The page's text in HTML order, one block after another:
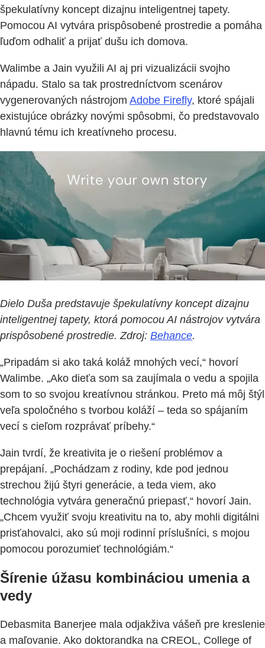
špekulatívny koncept dizajnu inteligentnej tapety.
Pomocou AI vytvára prispôsobené prostredie a pomáha
ľuďom odhaliť a prijať dušu ich domova.
Walimbe a Jain využili AI aj pri vizualizácii svojho
nápadu. Stalo sa tak prostredníctvom scenárov
vygenerovaných nástrojom Adobe Firefly, ktoré spájali
existujúce obrázky novými spôsobmi, čo predstavovalo
hlavnú tému ich kreatívneho procesu.
Dielo Duša predstavuje špekulatívny koncept dizajnu
inteligentnej tapety, ktorá pomocou AI nástrojov vytvára
prispôsobené prostredie. Zdroj: Behance.
„Pripadám si ako taká koláž mnohých vecí,“ hovorí
Walimbe. „Ako dieťa som sa zaujímala o vedu a spojila
som to so svojou kreatívnou stránkou. Preto má môj štýl
veľa spoločného s tvorbou koláží – teda so spájaním
vecí s cieľom rozprávať príbehy.“
Jain tvrdí, že kreativita je o riešení problémov a
prepájaní. „Pochádzam z rodiny, kde pod jednou
strechou žijú štyri generácie, a teda viem, ako
technológia vytvára generačnú priepasť,“ hovorí Jain.
„Chcem využiť svoju kreativitu na to, aby mohli digitálni
prisťahovalci, ako sú moji rodinní príslušníci, s mojou
pomocou porozumieť technológiám.“
Šírenie úžasu kombináciou umenia a
vedy
Debasmita Banerjee mala odjakživa vášeň pre kreslenie
a maľovanie. Ako doktorandka na CREOL, College of